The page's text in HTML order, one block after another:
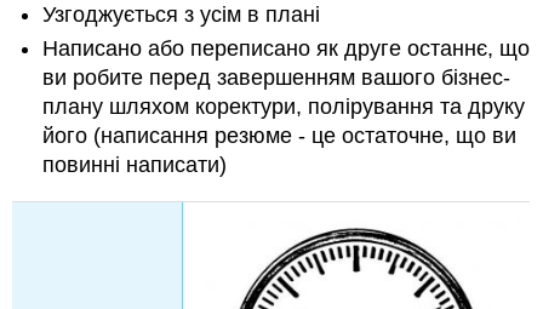
Узгоджується з усім в плані
Написано або переписано як друге останнє, що
ви робите перед завершенням вашого бізнес-
плану шляхом коректури, полірування та друку
його (написання резюме - це остаточне, що ви
повинні написати)